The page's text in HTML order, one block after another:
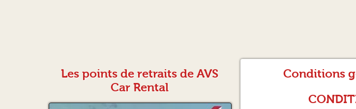
Les points de retraits de AVS
Car Rental
Conditions